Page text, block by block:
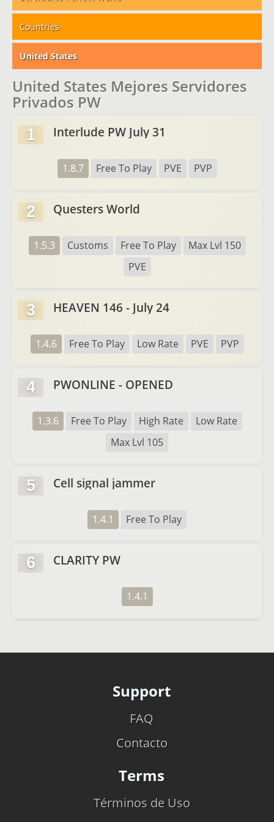
Countries
United States
United States Mejores Servidores
Privados PW
1 Interlude PW July 31
1.8.7 Free To Play PVE PVP
2 Questers World
1.5.3 Customs Free To Play
Max Lvl 150
PVE
3 HEAVEN 146 - July 24
1.4.6 Free To Play Low Rate PVE PVP
4 PWONLINE - OPENED
1.3.6 Free To Play High Rate
Low Rate
Max Lvl 105
5 Cell signal jammer
1.4.1 Free To Play
6 CLARITY PW
1.4.1
Support
FAQ
Contacto
Terms
Términos de Uso